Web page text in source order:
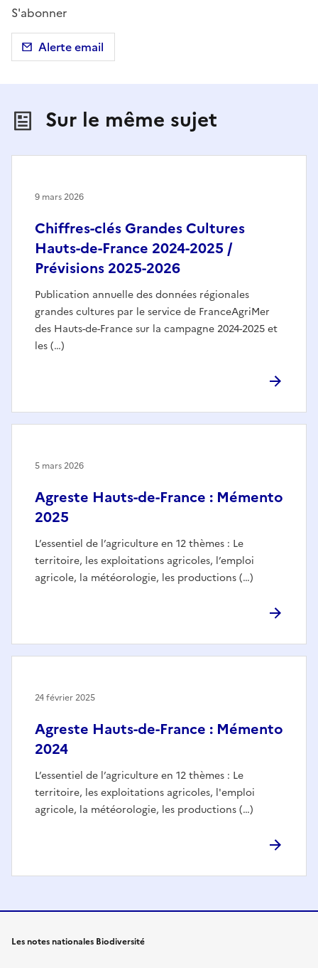
S'abonner
Alerte email
Sur le même sujet
Chiffres-clés Grandes Cultures
Hauts-de-France 2024-2025 /
Prévisions 2025-2026
Publication annuelle des données régionales
grandes cultures par le service de FranceAgriMer
des Hauts-de-France sur la campagne 2024-2025 et
les (…)
9 mars 2026
Agreste Hauts-de-France : Mémento
2025
L’essentiel de l’agriculture en 12 thèmes : Le
territoire, les exploitations agricoles, l’emploi
agricole, la météorologie, les productions (…)
5 mars 2026
Agreste Hauts-de-France : Mémento
2024
L’essentiel de l’agriculture en 12 thèmes : Le
territoire, les exploitations agricoles, l'emploi
agricole, la météorologie, les productions (…)
24 février 2025
Les notes nationales Biodiversité